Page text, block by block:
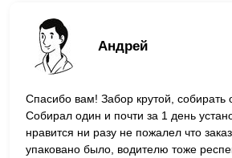
Андрей
Спасибо вам! Забор крутой, собирать
Собирал один и почти за 1 день
нравится ни разу не пожалел что
упаковано было, водителю тоже